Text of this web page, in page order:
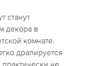
станут
декора в
комнате.
драпируется